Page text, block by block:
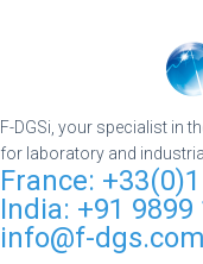
F-DGSi, your specialist in
for laboratory and
France:
India: +91 9899
info@f-dgs.com